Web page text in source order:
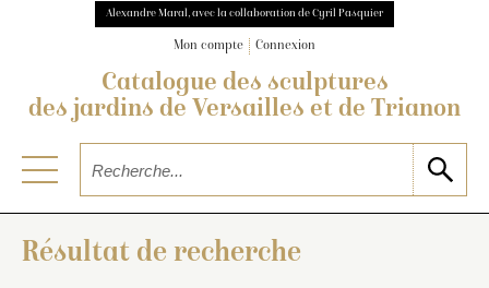
Alexandre Maral, avec la collaboration de Cyril Pasquier
Mon compte Connexion
Catalogue des sculptures
des jardins de Versailles et de Trianon
Résultat de recherche